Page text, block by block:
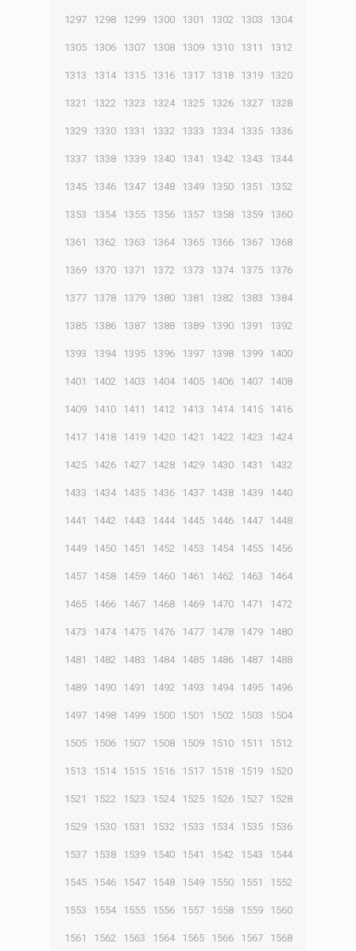
1297 1298 1299 1300 1301 1302 1303 1304
1305 1306 1307 1308 1309 1310 1311 1312
1313 1314 1315 1316 1317 1318 1319 1320
1321 1322 1323 1324 1325 1326 1327 1328
1329 1330 1331 1332 1333 1334 1335 1336
1337 1338 1339 1340 1341 1342 1343 1344
1345 1346 1347 1348 1349 1350 1351 1352
1353 1354 1355 1356 1357 1358 1359 1360
1361 1362 1363 1364 1365 1366 1367 1368
1369 1370 1371 1372 1373 1374 1375 1376
1377 1378 1379 1380 1381 1382 1383 1384
1385 1386 1387 1388 1389 1390 1391 1392
1393 1394 1395 1396 1397 1398 1399 1400
1401 1402 1403 1404 1405 1406 1407 1408
1409 1410 1411 1412 1413 1414 1415 1416
1417 1418 1419 1420 1421 1422 1423 1424
1425 1426 1427 1428 1429 1430 1431 1432
1433 1434 1435 1436 1437 1438 1439 1440
1441 1442 1443 1444 1445 1446 1447 1448
1449 1450 1451 1452 1453 1454 1455 1456
1457 1458 1459 1460 1461 1462 1463 1464
1465 1466 1467 1468 1469 1470 1471 1472
1473 1474 1475 1476 1477 1478 1479 1480
1481 1482 1483 1484 1485 1486 1487 1488
1489 1490 1491 1492 1493 1494 1495 1496
1497 1498 1499 1500 1501 1502 1503 1504
1505 1506 1507 1508 1509 1510 1511 1512
1513 1514 1515 1516 1517 1518 1519 1520
1521 1522 1523 1524 1525 1526 1527 1528
1529 1530 1531 1532 1533 1534 1535 1536
1537 1538 1539 1540 1541 1542 1543 1544
1545 1546 1547 1548 1549 1550 1551 1552
1553 1554 1555 1556 1557 1558 1559 1560
1561 1562 1563 1564 1565 1566 1567 1568